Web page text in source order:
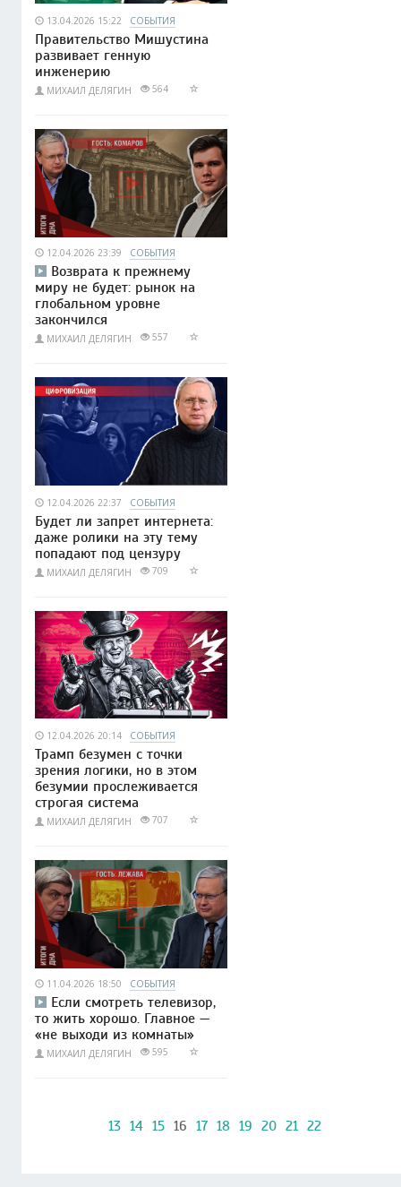
13.04.2026 15:22 СОБЫТИЯ
Правительство Мишустина
развивает генную
инженерию
МИХАИЛ ДЕЛЯГИН 564
12.04.2026 23:39 СОБЫТИЯ
Возврата к прежнему
миру не будет: рынок на
глобальном уровне
закончился
МИХАИЛ ДЕЛЯГИН 557
12.04.2026 22:37 СОБЫТИЯ
Будет ли запрет интернета:
даже ролики на эту тему
попадают под цензуру
МИХАИЛ ДЕЛЯГИН 709
12.04.2026 20:14 СОБЫТИЯ
Трамп безумен с точки
зрения логики, но в этом
безумии прослеживается
строгая система
МИХАИЛ ДЕЛЯГИН 707
11.04.2026 18:50 СОБЫТИЯ
Если смотреть телевизор,
то жить хорошо. Главное —
«не выходи из комнаты»
МИХАИЛ ДЕЛЯГИН 595
13 14 15 16 17 18 19 20 21 22